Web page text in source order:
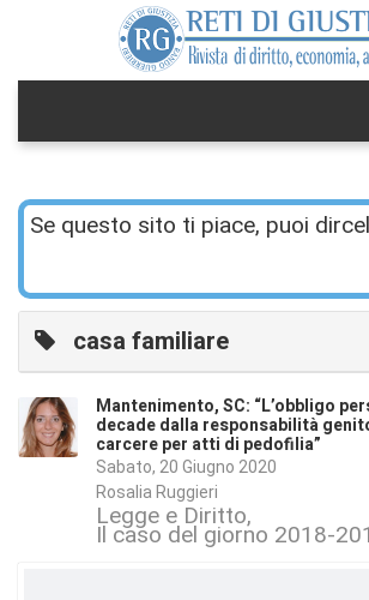
Se questo sito ti piace, puoi
casa familiare
Mantenimento, SC: “L’obbligo
decade dalla responsabilità
carcere per atti di pedofilia”
Sabato, 20 Giugno 2020
Rosalia Ruggieri
Legge e Diritto
Il caso del giorno 2018-